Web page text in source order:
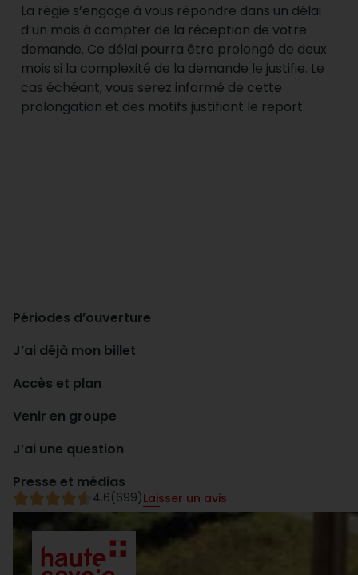
La régie s’engage à vous répondre dans un délai
d’un mois à compter de la réception de votre
demande. Ce délai pourra être prolongé de deux
mois si la complexité de la demande le justifie. Le
cas échéant, vous serez informé de cette
prolongation et des motifs justifiant le report.
Périodes d’ouverture
J’ai déjà mon billet
Accès et plan
Venir en groupe
J’ai une question
Presse et médias
4.6(699)Laisser un avis